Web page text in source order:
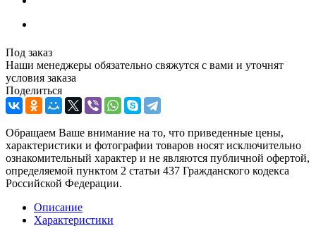
Под заказ
Наши менеджеры обязательно свяжутся с вами и уточнят
условия заказа
Поделиться
Обращаем Ваше внимание на то, что приведенные цены,
характеристики и фотографии товаров носят исключительно
ознакомительный характер и не являются публичной офертой,
определяемой пунктом 2 статьи 437 Гражданского кодекса
Российской Федерации.
Описание
Характеристики